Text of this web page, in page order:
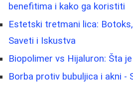
benefitima i kako ga koristiti
Estetski tretmani lica:
Saveti i Iskustva
Biopolimer vs Hijaluron: Šta
Borba protiv bubuljica i akni -